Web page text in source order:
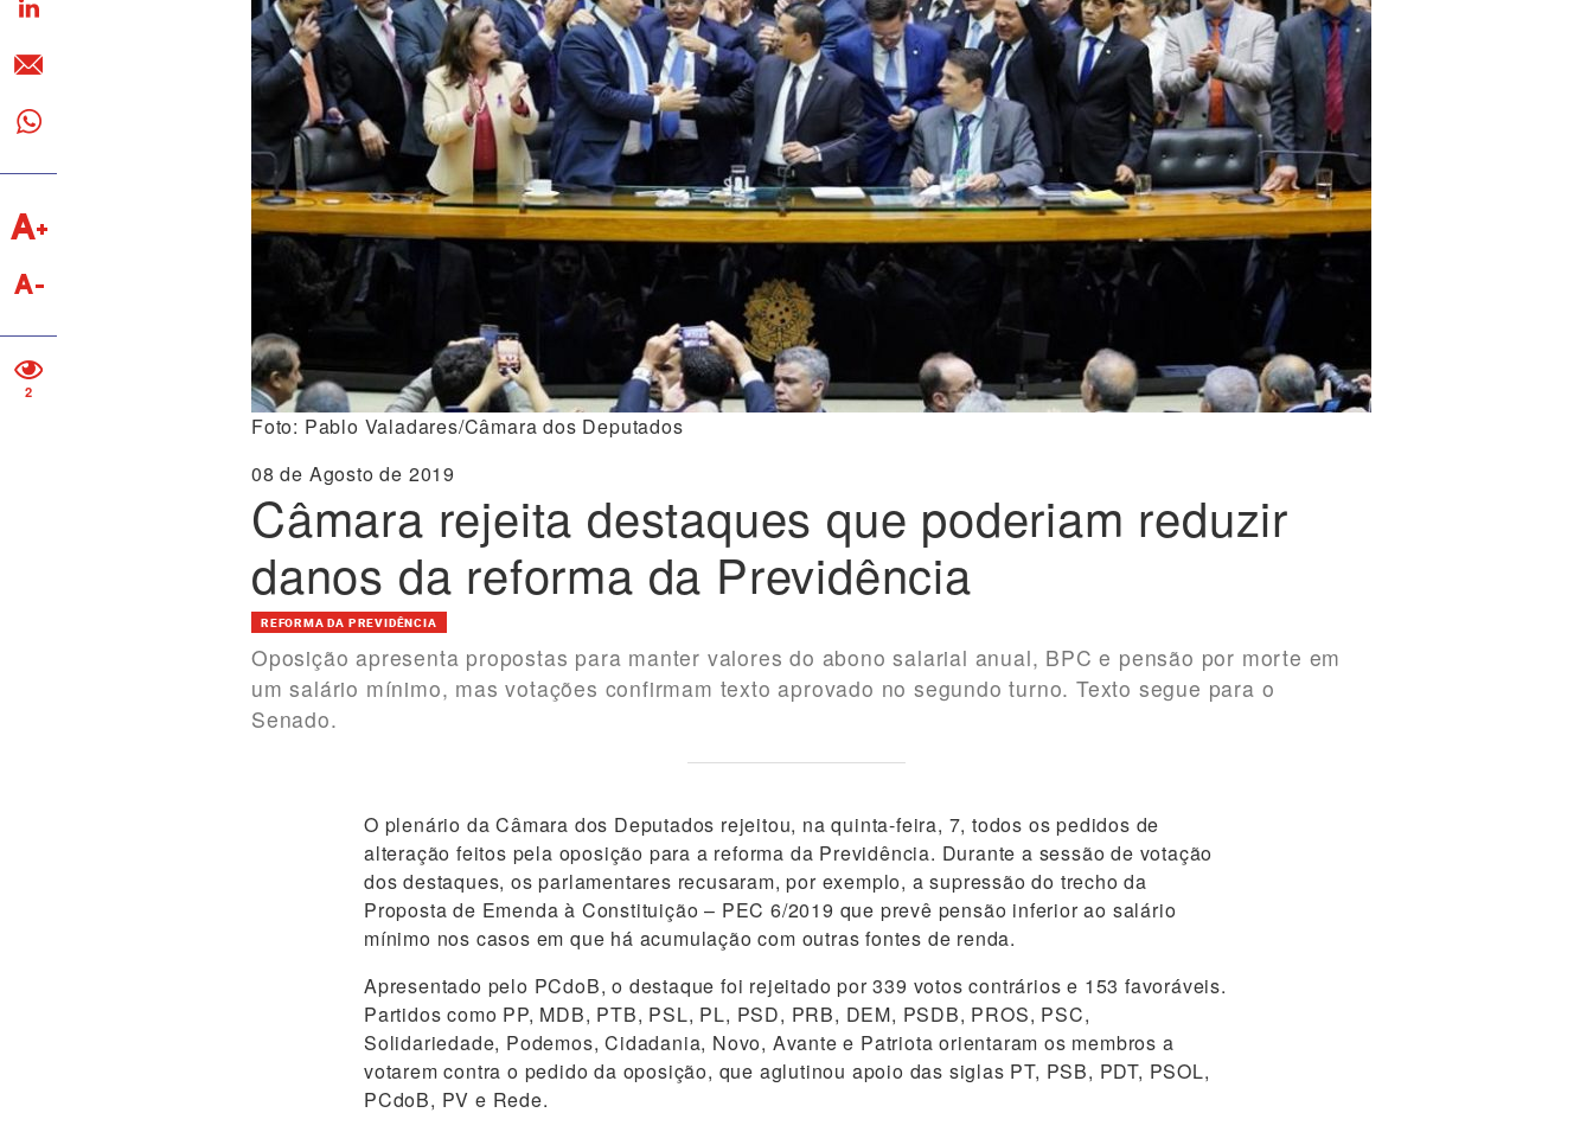
2
Foto: Pablo Valadares/Câmara dos Deputados
08 de Agosto de 2019
Câmara rejeita destaques que poderiam reduzir
danos da reforma da Previdência
REFORMA DA PREVIDÊNCIA
Oposição apresenta propostas para manter valores do abono salarial anual, BPC e pensão por morte em
um salário mínimo, mas votações confirmam texto aprovado no segundo turno. Texto segue para o
Senado.
O plenário da Câmara dos Deputados rejeitou, na quinta-feira, 7, todos os pedidos de
alteração feitos pela oposição para a reforma da Previdência. Durante a sessão de votação
dos destaques, os parlamentares recusaram, por exemplo, a supressão do trecho da
Proposta de Emenda à Constituição – PEC 6/2019 que prevê pensão inferior ao salário
mínimo nos casos em que há acumulação com outras fontes de renda.
Apresentado pelo PCdoB, o destaque foi rejeitado por 339 votos contrários e 153 favoráveis.
Partidos como PP, MDB, PTB, PSL, PL, PSD, PRB, DEM, PSDB, PROS, PSC,
Solidariedade, Podemos, Cidadania, Novo, Avante e Patriota orientaram os membros a
votarem contra o pedido da oposição, que aglutinou apoio das siglas PT, PSB, PDT, PSOL,
PCdoB, PV e Rede.